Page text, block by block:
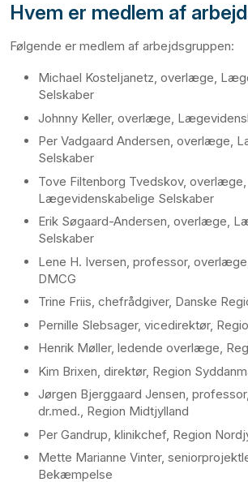
Hvem er medlem af
Følgende er medlem af arbejdsgruppen:
Michael Kosteljanetz, overlæge,
Selskaber
Johnny Keller, overlæge,
Per Vadgaard Andersen, overlæge,
Selskaber
Tove Filtenborg Tvedskov, overlæge,
Lægevidenskabelige Selskaber
Erik Søgaard-Andersen, overlæge,
Selskaber
Lene H. Iversen, professor,
DMCG
Trine Friis, chefrådgiver, Danske
Pernille Slebsager, vicedirektør,
Henrik Møller, ledende overlæge,
Kim Brixen, direktør, Region
Jørgen Bjerggaard Jensen,
dr.med., Region Midtjylland
Per Gandrup, klinikchef, Region
Mette Marianne Vinter,
Bekæmpelse